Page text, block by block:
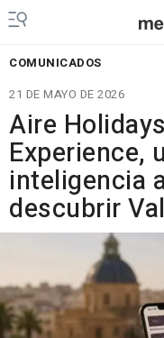
COMUNICADOS
21 DE MAYO DE 2026
Aire
Experience,
inteligencia
descubrir